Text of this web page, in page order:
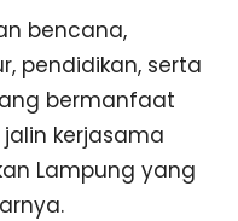
bencana,
pendidikan, serta
bermanfaat
kerjasama
Lampung yang